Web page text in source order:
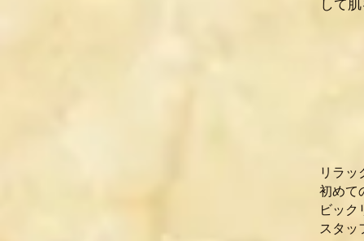
して
リラッ
初めて
ビック
スタッ